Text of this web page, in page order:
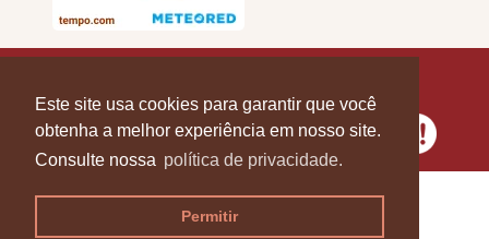
Este site usa cookies para garantir que você
obtenha a melhor experiência em nosso site.
Consulte nossa política de privacidade.
Permitir
Direitos Reservados.